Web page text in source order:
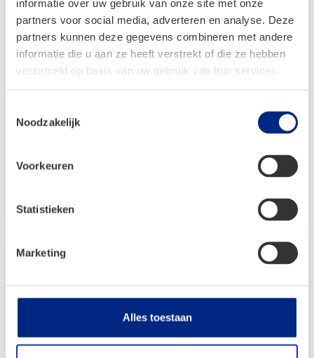
informatie over uw gebruik van onze site met onze
partners voor social media, adverteren en analyse. Deze
partners kunnen deze gegevens combineren met andere
informatie die u aan ze heeft verstrekt of die ze hebben
verzameld op basis van uw gebruik van hun services.
Noodzakelijk
Voorkeuren
Statistieken
Marketing
Alles toestaan